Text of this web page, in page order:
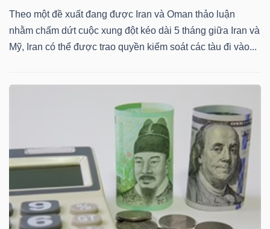
Theo một đề xuất đang được Iran và Oman thảo luận
nhằm chấm dứt cuộc xung đột kéo dài 5 tháng giữa Iran và
Mỹ, Iran có thể được trao quyền kiểm soát các tàu đi vào...
CHÍNH
CÔNG